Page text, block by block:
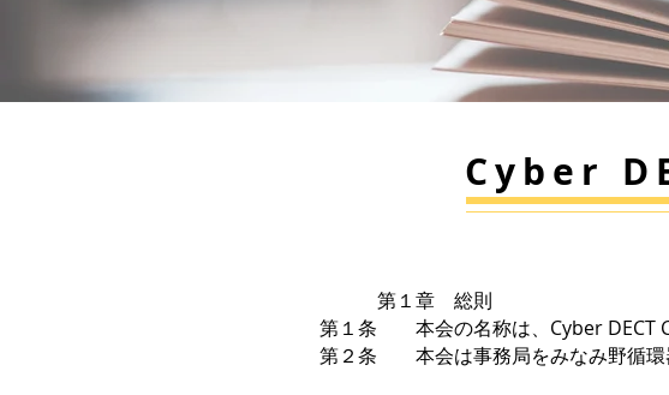
Cyber
第１章 総則
第１条 本会の名称は、Cyber DECT
第２条 本会は事務局をみなみ野循環